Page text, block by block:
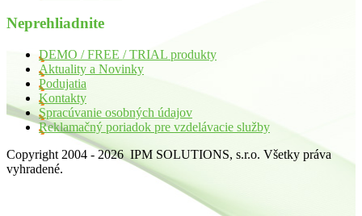
Neprehliadnite
DEMO / FREE / TRIAL produkty
Aktuality a Novinky
Podujatia
Kontakty
Spracúvanie osobných údajov
Reklamačný poriadok pre vzdelávacie služby
Copyright 2004 - 2026 IPM SOLUTIONS, s.r.o. Všetky práva
vyhradené.